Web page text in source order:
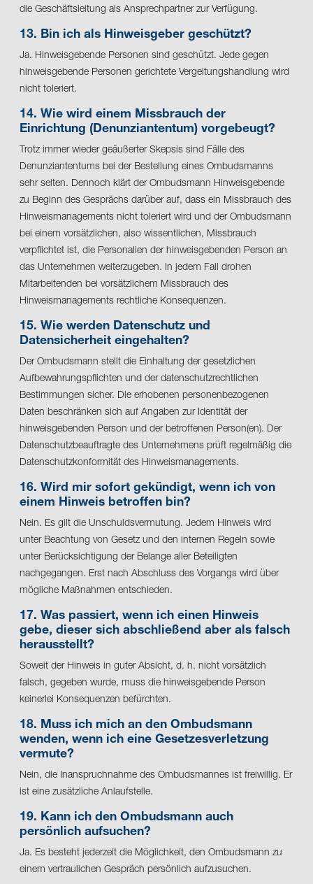
die Geschäftsleitung als Ansprechpartner zur Verfügung.
13. Bin ich als Hinweisgeber geschützt?
Ja. Hinweisgebende Personen sind geschützt. Jede gegen
hinweisgebende Personen gerichtete Vergeltungshandlung wird
nicht toleriert.
14. Wie wird einem Missbrauch der
Einrichtung (Denunziantentum) vorgebeugt?
Trotz immer wieder geäußerter Skepsis sind Fälle des
Denunziantentums bei der Bestellung eines Ombudsmanns
sehr selten. Dennoch klärt der Ombudsmann Hinweisgebende
zu Beginn des Gesprächs darüber auf, dass ein Missbrauch des
Hinweismanagements nicht toleriert wird und der Ombudsmann
bei einem vorsätzlichen, also wissentlichen, Missbrauch
verpflichtet ist, die Personalien der hinweisgebenden Person an
das Unternehmen weiterzugeben. In jedem Fall drohen
Mitarbeitenden bei vorsätzlichem Missbrauch des
Hinweismanagements rechtliche Konsequenzen.
15. Wie werden Datenschutz und
Datensicherheit eingehalten?
Der Ombudsmann stellt die Einhaltung der gesetzlichen
Aufbewahrungspflichten und der datenschutzrechtlichen
Bestimmungen sicher. Die erhobenen personenbezogenen
Daten beschränken sich auf Angaben zur Identität der
hinweisgebenden Person und der betroffenen Person(en). Der
Datenschutzbeauftragte des Unternehmens prüft regelmäßig die
Datenschutzkonformität des Hinweismanagements.
16. Wird mir sofort gekündigt, wenn ich von
einem Hinweis betroffen bin?
Nein. Es gilt die Unschuldsvermutung. Jedem Hinweis wird
unter Beachtung von Gesetz und den internen Regeln sowie
unter Berücksichtigung der Belange aller Beteiligten
nachgegangen. Erst nach Abschluss des Vorgangs wird über
mögliche Maßnahmen entschieden.
17. Was passiert, wenn ich einen Hinweis
gebe, dieser sich abschließend aber als falsch
herausstellt?
Soweit der Hinweis in guter Absicht, d. h. nicht vorsätzlich
falsch, gegeben wurde, muss die hinweisgebende Person
keinerlei Konsequenzen befürchten.
18. Muss ich mich an den Ombudsmann
wenden, wenn ich eine Gesetzesverletzung
vermute?
Nein, die Inanspruchnahme des Ombudsmannes ist freiwillig. Er
ist eine zusätzliche Anlaufstelle.
19. Kann ich den Ombudsmann auch
persönlich aufsuchen?
Ja. Es besteht jederzeit die Möglichkeit, den Ombudsmann zu
einem vertraulichen Gespräch persönlich aufzusuchen.